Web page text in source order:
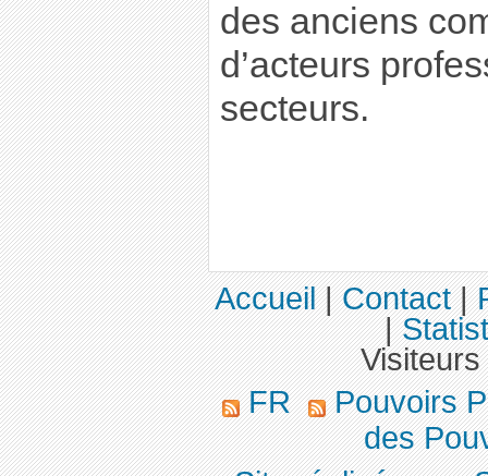
des anciens
d’acteurs
secteurs.
Accueil|Contact|
|
FR
Pouvoirs
des